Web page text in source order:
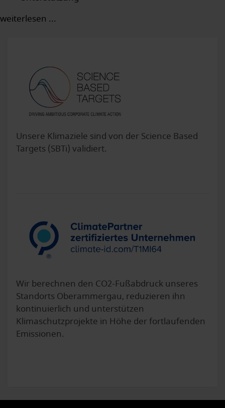
weiterlesen ...
Unsere Klimaziele sind von der Science Based
Targets (SBTi) validiert.
Wir berechnen den CO2-Fußabdruck unseres
Standorts Oberammergau, reduzieren ihn
kontinuierlich und unterstützen
Klimaschutzprojekte in Höhe der fortlaufenden
Emissionen.